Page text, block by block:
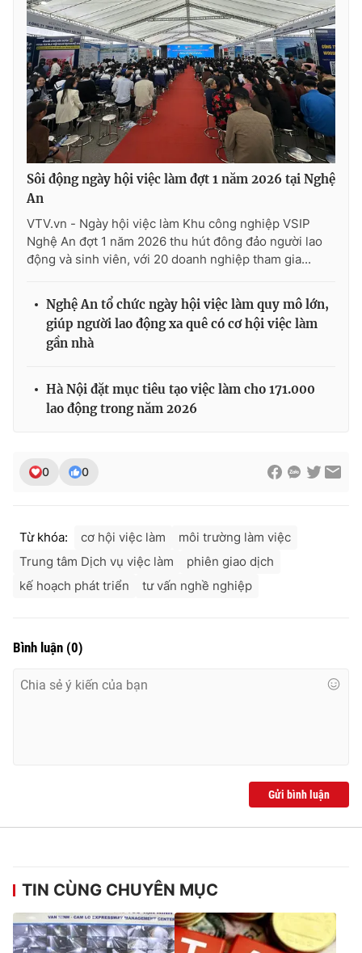
Sôi động ngày hội việc làm đợt 1 năm 2026 tại Nghệ
An
VTV.vn - Ngày hội việc làm Khu công nghiệp VSIP
Nghệ An đợt 1 năm 2026 thu hút đông đảo người lao
động và sinh viên, với 20 doanh nghiệp tham gia...
Nghệ An tổ chức ngày hội việc làm quy mô lớn,
giúp người lao động xa quê có cơ hội việc làm
gần nhà
Hà Nội đặt mục tiêu tạo việc làm cho 171.000
lao động trong năm 2026
0 0
Từ khóa: cơ hội việc làm
môi trường làm việc
Trung tâm Dịch vụ việc làm
phiên giao dịch
kế hoạch phát triển
tư vấn nghề nghiệp
Bình luận (0)
Gửi bình luận
TIN CÙNG CHUYÊN MỤC